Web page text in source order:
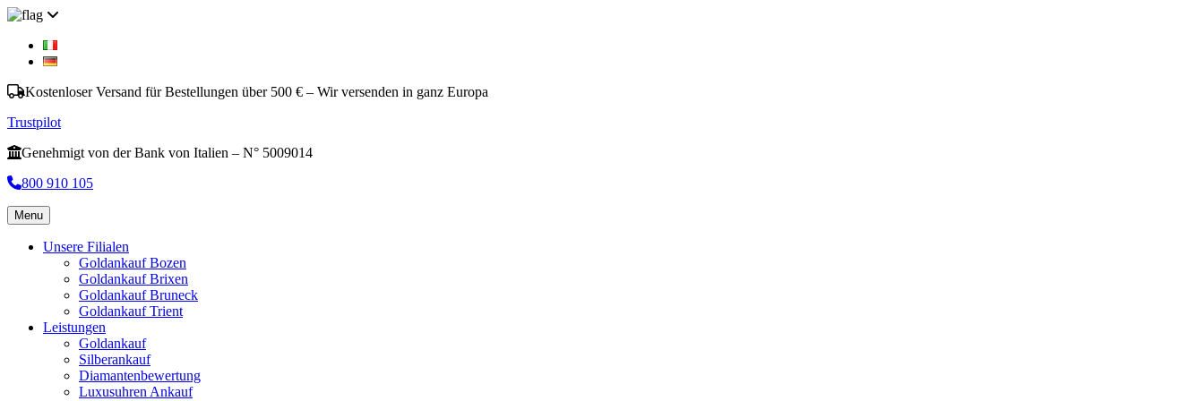
Kostenloser Versand für Bestellungen über 500 € – Wir versenden in ganz Europa
Trustpilot
Genehmigt von der Bank von Italien – N° 5009014
800 910 105
Menu
Unsere Filialen
Goldankauf Bozen
Goldankauf Brixen
Goldankauf Bruneck
Goldankauf Trient
Leistungen
Goldankauf
Silberankauf
Diamantenbewertung
Luxusuhren Ankauf